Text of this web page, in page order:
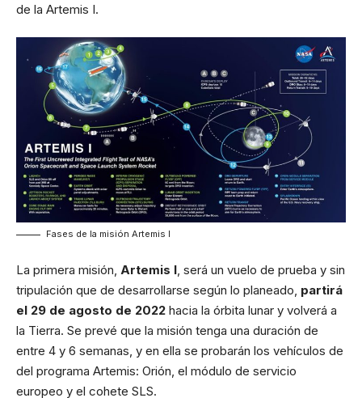
de la Artemis I.
Fases de la misión Artemis I
La primera misión, Artemis I , será un vuelo de prueba y sin
tripulación que de desarrollarse según lo planeado, partirá
el 29 de agosto de 2022 hacia la órbita lunar y volverá a
la Tierra. Se prevé que la misión tenga una duración de
entre 4 y 6 semanas, y en ella se probarán los vehículos de
del programa Artemis: Orión, el módulo de servicio
europeo y el cohete SLS.